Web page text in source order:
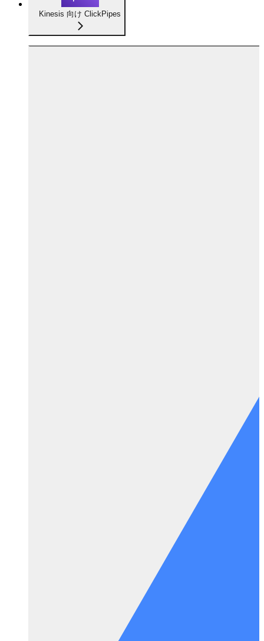
Kinesis 向け ClickPipes